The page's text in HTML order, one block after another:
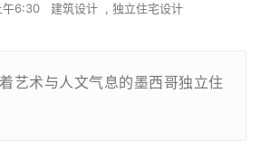
午6:30 建筑设计 , 独立住宅设计
艺术与人文气息的墨西哥独立住